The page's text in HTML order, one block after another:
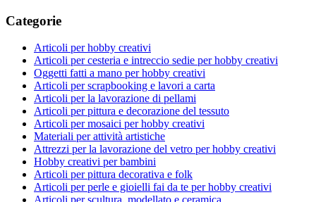
Categorie
Articoli per hobby creativi
Articoli per cesteria e intreccio sedie per hobby creativi
Oggetti fatti a mano per hobby creativi
Articoli per scrapbooking e lavori a carta
Articoli per la lavorazione di pellami
Articoli per pittura e decorazione del tessuto
Articoli per mosaici per hobby creativi
Materiali per attività artistiche
Attrezzi per la lavorazione del vetro per hobby creativi
Hobby creativi per bambini
Articoli per pittura decorativa e folk
Articoli per perle e gioielli fai da te per hobby creativi